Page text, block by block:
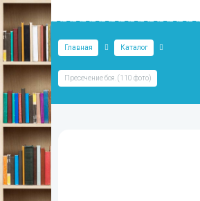
Главная Каталог
Пресечение боя. (110 фото)